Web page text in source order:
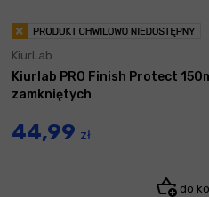
KiurLab
Kiurlab PRO Finish Protect
zamkniętych
44,99 zł
do